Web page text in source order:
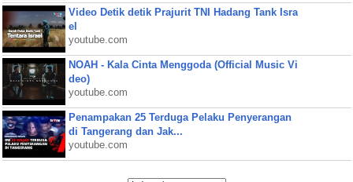
Video Detik detik Prajurit TNI Hadang Tank Isra
el
youtube.com
NOAH - Kala Cinta Menggoda (Official Music Vi
deo)
youtube.com
Penampakan 25 Terduga Pelaku Penyerangan
di Tangerang dan Jak...
youtube.com